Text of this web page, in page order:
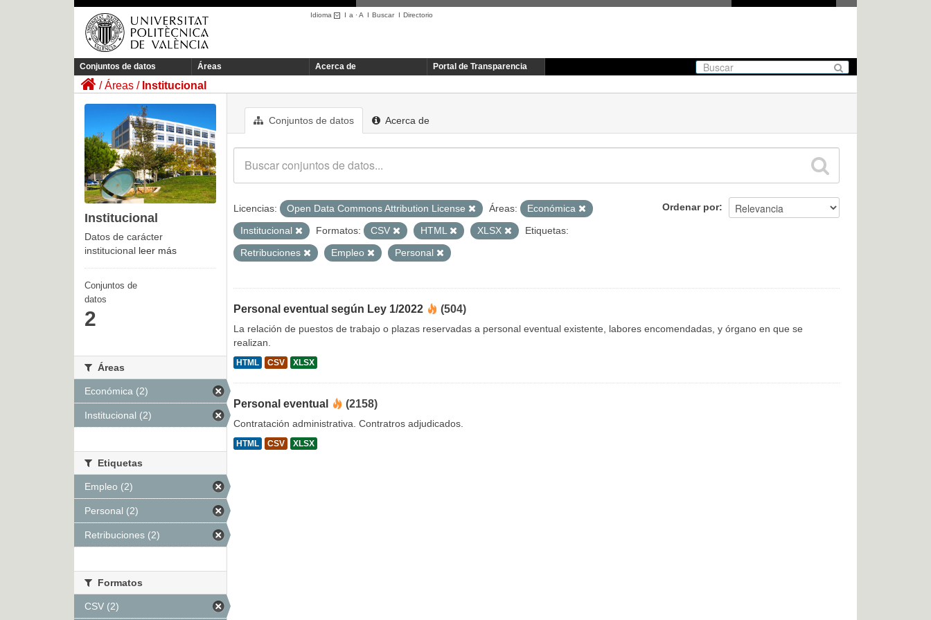
Idioma I a ·A I BuscarI Directorio
Conjuntos de datos Áreas Acerca de Portal de Transparencia
Áreas Institucional
Conjuntos de datos Acerca de
Ordenar por
Licencias: Open Data Commons Attribution License Áreas:
Económica
Institucional
Formatos: CSV HTML XLSX
Etiquetas:
Retribuciones
Empleo Personal
Personal eventual según Ley 1/2022 (504)
La relación de puestos de trabajo o plazas reservadas a personal eventual existente, labores encomendadas, y órgano en que se
realizan.
HTML CSV XLSX
Personal eventual (2158)
Contratación administrativa. Contratros adjudicados.
HTML CSV XLSX
Institucional
Datos de carácter
institucional leer más
Conjuntos de
datos
2
Áreas
Económica (2)
Institucional (2)
Etiquetas
Empleo (2)
Personal (2)
Retribuciones (2)
Formatos
CSV (2)